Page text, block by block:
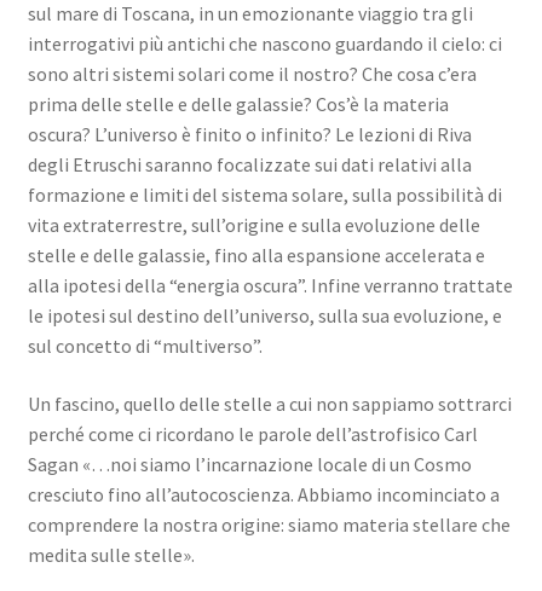
sul mare di Toscana, in un emozionante viaggio tra gli
interrogativi più antichi che nascono guardando il cielo: ci
sono altri sistemi solari come il nostro? Che cosa c’era
prima delle stelle e delle galassie? Cos’è la materia
oscura? L’universo è finito o infinito? Le lezioni di Riva
degli Etruschi saranno focalizzate sui dati relativi alla
formazione e limiti del sistema solare, sulla possibilità di
vita extraterrestre, sull’origine e sulla evoluzione delle
stelle e delle galassie, fino alla espansione accelerata e
alla ipotesi della “energia oscura”. Infine verranno trattate
le ipotesi sul destino dell’universo, sulla sua evoluzione, e
sul concetto di “multiverso”.
Un fascino, quello delle stelle a cui non sappiamo sottrarci
perché come ci ricordano le parole dell’astrofisico Carl
Sagan «…noi siamo l’incarnazione locale di un Cosmo
cresciuto fino all’autocoscienza. Abbiamo incominciato a
comprendere la nostra origine: siamo materia stellare che
medita sulle stelle».